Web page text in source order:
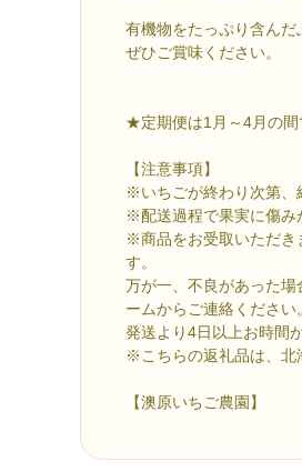
有機物をたっぷり含ん
ぜひご賞味ください。
★定期便は1月～4月の
【注意事項】
※いちごが終わり次第、
※配送過程で果実に傷み
※商品をお受取いただき
す。
万が一、不良があった
ームからご連絡ください。
発送より4日以上お時間
※こちらの返礼品は、北
【澳原いちご農園】